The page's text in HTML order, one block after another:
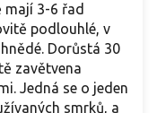
3-6 řad
podlouhlé, v
Dorůstá 30
zavětvena
Jedná se o jeden
smrků, a